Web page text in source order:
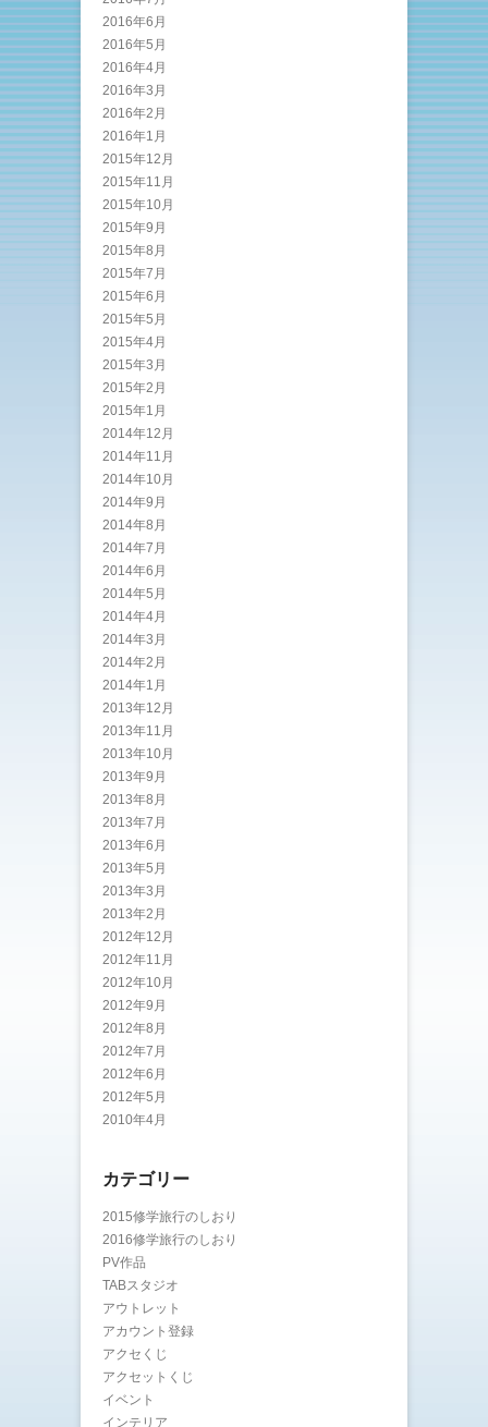
2016年6月
2016年5月
2016年4月
2016年3月
2016年2月
2016年1月
2015年12月
2015年11月
2015年10月
2015年9月
2015年8月
2015年7月
2015年6月
2015年5月
2015年4月
2015年3月
2015年2月
2015年1月
2014年12月
2014年11月
2014年10月
2014年9月
2014年8月
2014年7月
2014年6月
2014年5月
2014年4月
2014年3月
2014年2月
2014年1月
2013年12月
2013年11月
2013年10月
2013年9月
2013年8月
2013年7月
2013年6月
2013年5月
2013年3月
2013年2月
2012年12月
2012年11月
2012年10月
2012年9月
2012年8月
2012年7月
2012年6月
2012年5月
2010年4月
カテゴリー
2015修学旅行のしおり
2016修学旅行のしおり
PV作品
TABスタジオ
アウトレット
アカウント登録
アクセくじ
アクセットくじ
イベント
インテリア